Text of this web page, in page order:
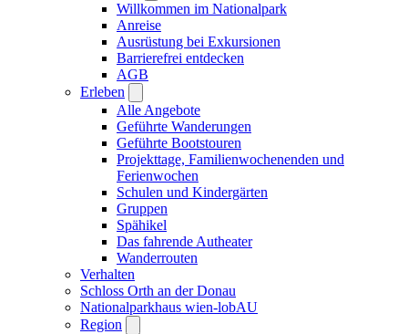
Willkommen im Nationalpark
Anreise
Ausrüstung bei Exkursionen
Barrierefrei entdecken
AGB
Erleben
Alle Angebote
Geführte Wanderungen
Geführte Bootstouren
Projekttage, Familienwochenenden und
Ferienwochen
Schulen und Kindergärten
Gruppen
Spähikel
Das fahrende Autheater
Wanderrouten
Verhalten
Schloss Orth an der Donau
Nationalparkhaus wien-lobAU
Region